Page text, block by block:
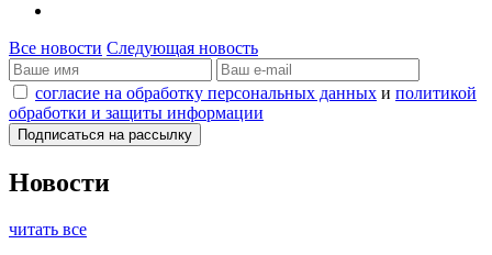
Все новости Следующая новость
согласие на обработку персональных данных и политикой
обработки и защиты информации
Новости
читать все